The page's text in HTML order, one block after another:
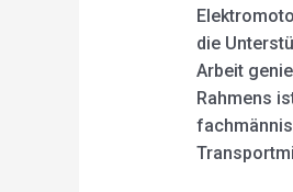
die
Arbeit
Rahmens